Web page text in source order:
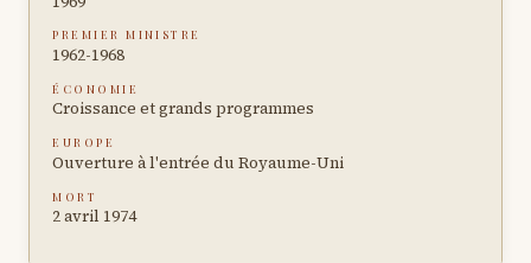
PREMIER MINISTRE
1962-1968
ÉCONOMIE
Croissance et grands programmes
EUROPE
Ouverture à l'entrée du Royaume-Uni
MORT
2 avril 1974